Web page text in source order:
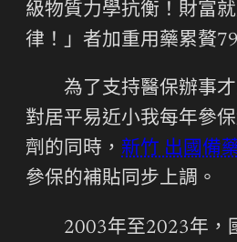
級物質力學抗衡！財富
律！」者加重用藥累贅
為了支持醫保辦事
對居平易近小我每年參
劑的同時， 新竹 出國備
參保的補貼同步上調。
2003年至2023年，